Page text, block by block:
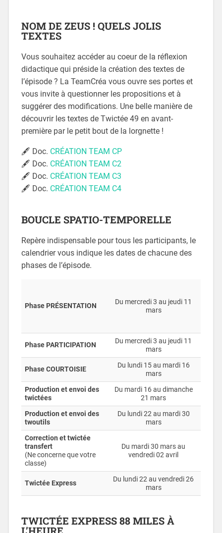
NOM DE ZEUS ! QUELS JOLIS
TEXTES
Vous souhaitez accéder au coeur de la réflexion
didactique qui préside la création des textes de
l’épisode ? La TeamCréa vous ouvre ses portes et
vous inviteà questionner les propositions et à
suggérer des modifications. Une belle manière de
découvrir les textes de Twictée 49 en avant-
première par le petit bout de la lorgnette !
🖋 Doc. CRÉATION TEAM CP
🖋 Doc. CRÉATION TEAM C2
🖋 Doc. CRÉATION TEAM C3
🖋 Doc. CRÉATION TEAM C4
BOUCLE SPATIO-TEMPORELLE
Repère indispensable pour tous les participants, le
calendrier vous indique les dates de chacune des
phases de l’épisode.
Phase PRÉSENTATION
Du mercredi 3 au jeudi 11
mars
Phase PARTICIPATION
Du mercredi 3 au jeudi 11
mars
Phase COURTOISIE
Du lundi 15 au mardi 16
mars
Production et envoi des
twictées
Du mardi 16 au dimanche
21 mars
Production et envoi des
twoutils
Du lundi 22 au mardi 30
mars
Correction et twictée
transfert
(Ne concerne que votre
classe)
Du mardi 30 mars au
vendredi 02 avril
Twictée Express
Du lundi 22 au vendredi 26
mars
TWICTÉE EXPRESS 88 MILES À
L’HEURE